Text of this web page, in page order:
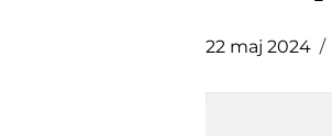
22 maj 2024